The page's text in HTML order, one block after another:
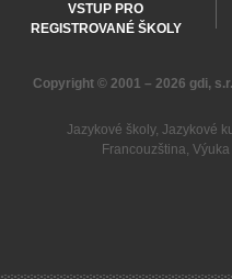
VSTUP PRO
REGISTROVANÉ ŠKOLY
Copyright © 2001 – 2026 gdi,
Jazykové školy, Jazykové
Francouzština,